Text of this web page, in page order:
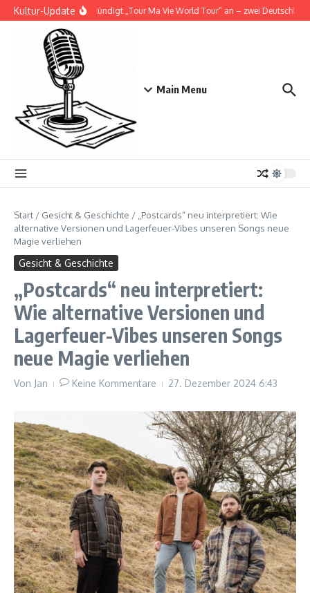
Zum Inhalt springen
Kultur-UpdateDoja Cat kündigt „Tour Ma Vie World Tour“ an – zwei
Main Menu
Start / Gesicht & Geschichte / „Postcards“ neu interpretiert: Wie
alternative Versionen und Lagerfeuer-Vibes unseren Songs neue
Magie verliehen
Gesicht & Geschichte
„Postcards“ neu interpretiert:
Wie alternative Versionen und
Lagerfeuer-Vibes unseren Songs
neue Magie verliehen
Von Jan Keine Kommentare 27. Dezember 2024 6:43